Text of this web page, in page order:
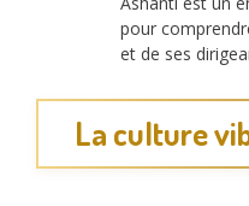
pour
et de ses
La culture